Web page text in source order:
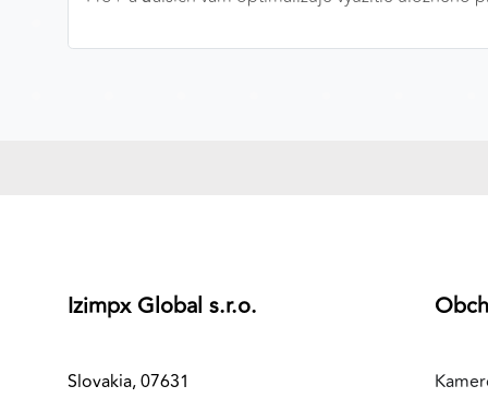
Izimpx Global s.r.o.
Slovakia, 07631
relevantnú reklamu, a to na našom webe aj v